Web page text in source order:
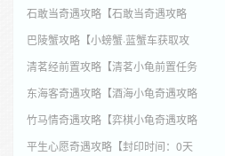
​石敢当奇遇攻略【石敢当奇遇攻略
巴陵蟹攻略【小螃蟹·蓝蟹车获取攻
清茗经前置攻略【清茗小龟前置任务
东海客奇遇攻略【酒海小龟奇遇攻略
竹马情奇遇攻略【弈棋小龟奇遇攻略
平生心愿奇遇攻略【封印时间：0天